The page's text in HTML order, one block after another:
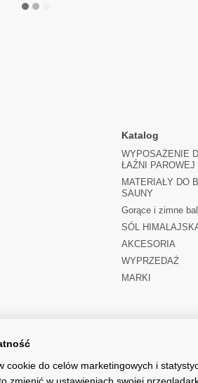
Katalog
WYPOSAŻENIE
ŁAŹNI PAROWEJ
MATERIAŁY DO
SAUNY
Gorące i zimne
SÓL
AKCESORIA
WYPRZEDAŻ
MARKI
cookie do celów marketingowych i
zmienić w ustawieniach swojej